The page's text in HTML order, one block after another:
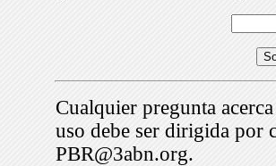
Cualquier pregunta
uso debe ser dirigida por
PBR@3abn.org.